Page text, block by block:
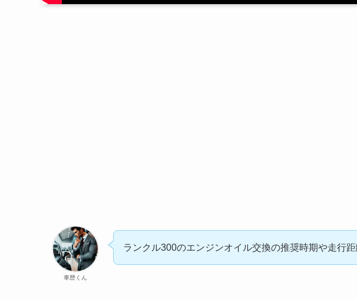
車歴くん
ランクル300のエンジンオイル交換の推奨時期や走行